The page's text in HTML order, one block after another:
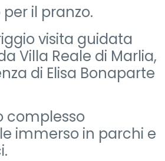
il pranzo.
visita guidata
Villa Reale di Marlia,
di Elisa Bonaparte
complesso
immerso in parchi e